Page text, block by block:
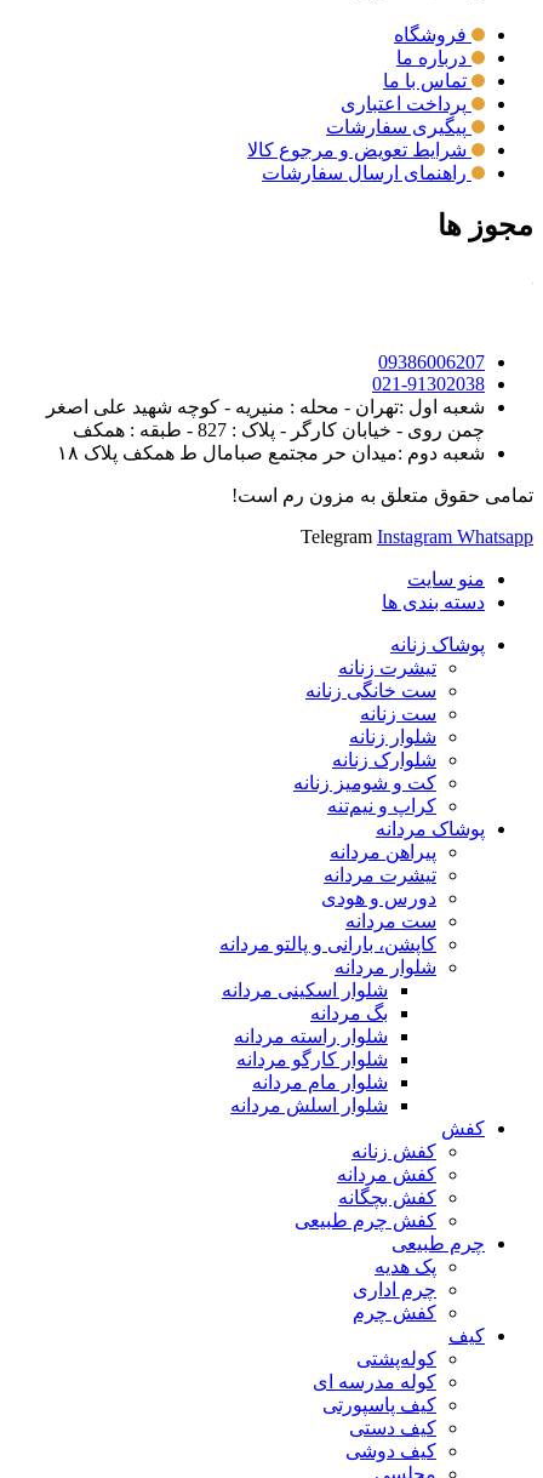
فروشگاه
درباره ما
تماس با ما
پرداخت اعتباری
پیگیری سفارشات
شرایط تعویض و مرجوع کالا
راهنمای ارسال سفارشات
مجوز ها
09386006207
021-91302038
شعبه اول :تهران - محله : منیریه - کوچه شهید علی اصغر
چمن روی - خیابان کارگر - پلاک : 827 - طبقه : همکف
شعبه دوم :میدان حر مجتمع صبامال ط همکف پلاک ۱۸
تمامی حقوق متعلق به مزون رم است!
Telegram Instagram Whatsapp
منو سایت
دسته بندی ها
پوشاک زنانه
تیشرت زنانه
ست خانگی زنانه
ست زنانه
شلوار زنانه
شلوارک زنانه
کت و شومیز زنانه
کراپ و نیم‌تنه
پوشاک مردانه
پیراهن مردانه
تیشرت مردانه
دورس و هودی
ست مردانه
کاپشن، بارانی و پالتو مردانه
شلوار مردانه
شلوار اسکینی مردانه
بگ مردانه
شلوار راسته مردانه
شلوار کارگو مردانه
شلوار مام مردانه
شلوار اسلش مردانه
کفش
کفش زنانه
کفش مردانه
کفش بچگانه
کفش چرم طبیعی
چرم طبیعی
پک هدیه
چرم اداری
کفش چرم
کیف
کوله‌پشتی
کوله مدرسه ای
کیف پاسپورتی
کیف دستی
کیف دوشی
مجلسی